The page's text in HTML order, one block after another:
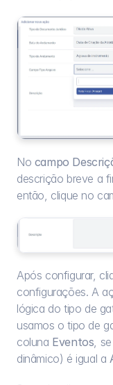
No campo
descrição breve a
então, clique no
Após configurar,
configurações. A
lógica do tipo de
usamos o tipo de
coluna Eventos,
dinâmico) é igual a